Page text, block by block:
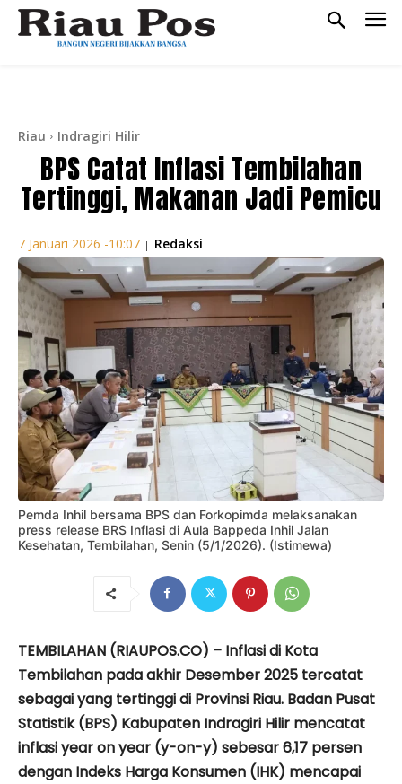
Riau Indragiri Hilir
BPS Catat Inflasi Tembilahan
Tertinggi, Makanan Jadi Pemicu
7 Januari 2026 -10:07 | Redaksi
Pemda Inhil bersama BPS dan Forkopimda melaksanakan
press release BRS Inflasi di Aula Bappeda Inhil Jalan
Kesehatan, Tembilahan, Senin (5/1/2026). (Istimewa)
TEMBILAHAN (RIAUPOS.CO) – Inflasi di Kota
Tembilahan pada akhir Desember 2025 tercatat
sebagai yang tertinggi di Provinsi Riau. Badan Pusat
Statistik (BPS) Kabupaten Indragiri Hilir mencatat
inflasi year on year (y-on-y) sebesar 6,17 persen
dengan Indeks Harga Konsumen (IHK) mencapai